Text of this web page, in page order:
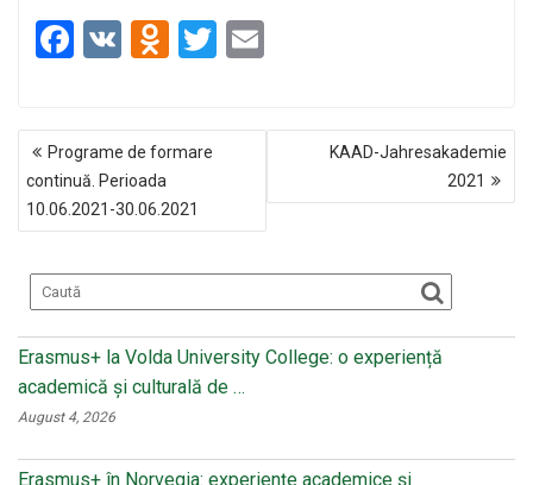
F
b
o
o
k
V
O
o
kl
a
ss
ni
ki
T
NAVIGARE
ÎN
ARTICOLE
Programe de formare
continuă. Perioada
10.06.2021-30.06.2021
KAAD-Jahresakademie
2021
Erasmus+ la Volda University College: o experiență
academică și culturală de …
August 4, 2026
Erasmus+ în Norvegia: experiențe academice și